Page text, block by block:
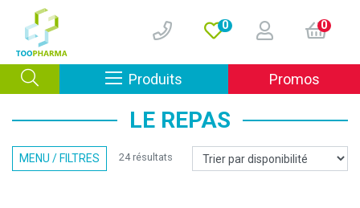
0 0
Produits Afficher la navigation
Promos
LE REPAS
MENU / FILTRES 24 résultats